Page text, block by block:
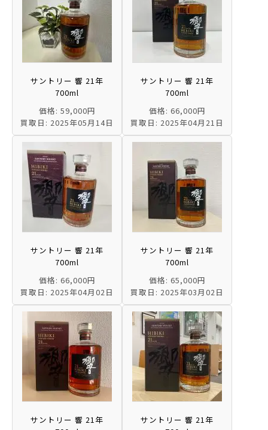
サントリー 響 21年
700ml
価格: 59,000円
買取日: 2025年05月14日
サントリー 響 21年
700ml
価格: 66,000円
買取日: 2025年04月21日
サントリー 響 21年
700ml
価格: 66,000円
買取日: 2025年04月02日
サントリー 響 21年
700ml
価格: 65,000円
買取日: 2025年03月02日
サントリー 響 21年
サントリー 響 21年